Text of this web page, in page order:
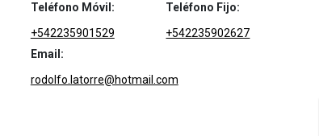
Teléfono Móvil:
+542235901529
Teléfono Fijo:
+542235902627
Email:
rodolfo.latorre@hotmail.com